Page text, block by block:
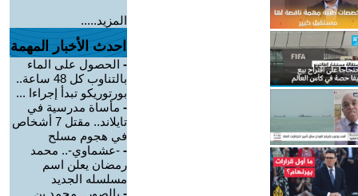
المزيد.....
احدث الأخبار المهمة
- الحصول على الماء
بالتناوب كل 48 ساعة..
بورتوريكو تبدأ إجراءا ...
- مأساة مدرسية في
تايلاند.. مقتل 7 أشخاص
في هجوم مسلح
- -عشماوي-.. محمد
رمضان يعلن اسم
مسلسله الجديد
- بالصور.. محمد بن